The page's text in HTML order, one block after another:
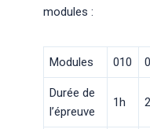
modules :
Modules 010
Durée de
l’épreuve
1h